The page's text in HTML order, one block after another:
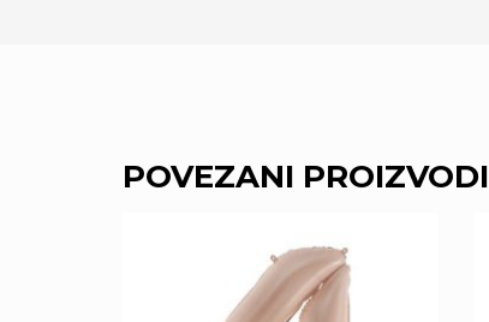
POVEZANI PROIZVODI